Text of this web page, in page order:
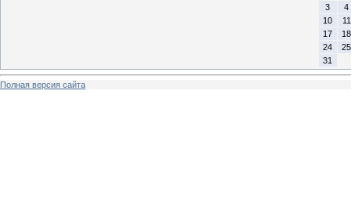
3
4
10
11
17
18
24
25
31
Полная версия сайта